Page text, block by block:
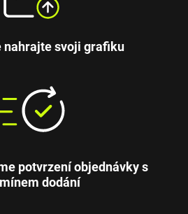
nahrajte svoji grafiku
potvrzení objednávky s
dodání